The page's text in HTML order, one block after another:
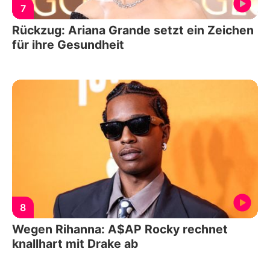
7
Rückzug: Ariana Grande setzt ein Zeichen
für ihre Gesundheit
8
Wegen Rihanna: A$AP Rocky rechnet
knallhart mit Drake ab